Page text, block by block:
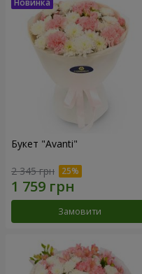
Букет "Avanti"
2 345 грн
Замовити